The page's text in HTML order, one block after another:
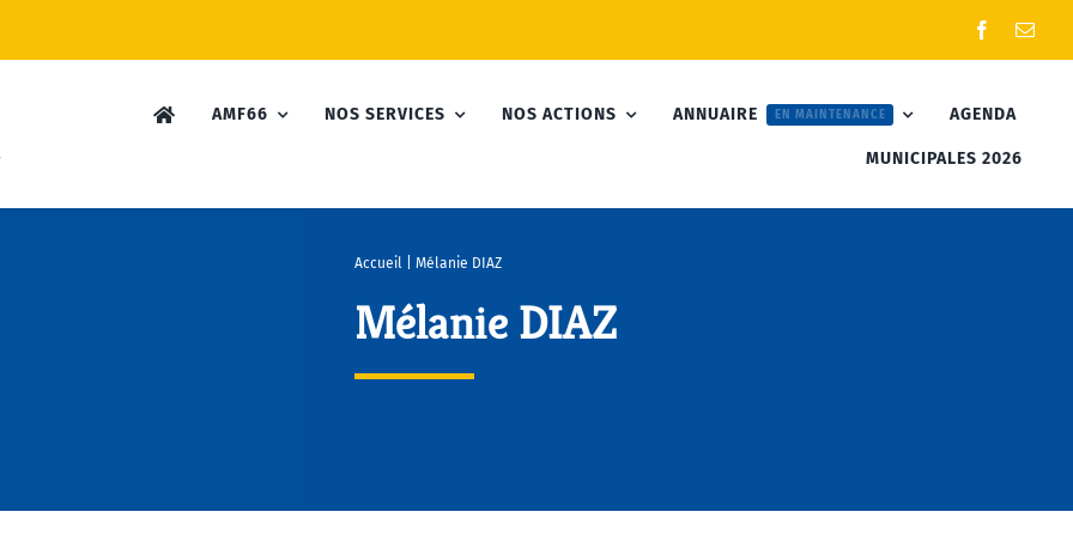
AMF66 NOS SERVICES NOS ACTIONS ANNUAIRE EN MAINTENANCE AGENDA
MUNICIPALES 2026
Accueil| Mélanie DIAZ
Mélanie DIAZ